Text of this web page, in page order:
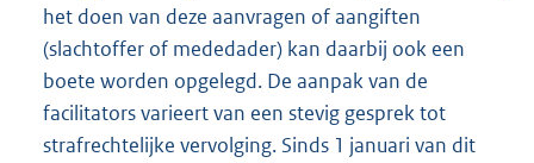
het doen van deze aanvragen of aangiften
(slachtoffer of mededader) kan daarbij ook een
boete worden opgelegd. De aanpak van de
facilitators varieert van een stevig gesprek tot
strafrechtelijke vervolging. Sinds 1 januari van dit